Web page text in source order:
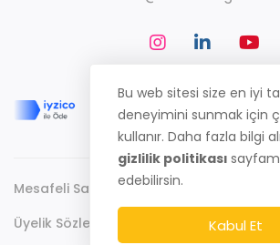
Mesafeli Satış Sözleşmesi
Üyelik Sözleşmesi
Bu web sitesi size en iyi
deneyimini sunmak için
kullanır. Daha fazla bilgi
gizlilik politikası
edebilirsin.
Kabul Et